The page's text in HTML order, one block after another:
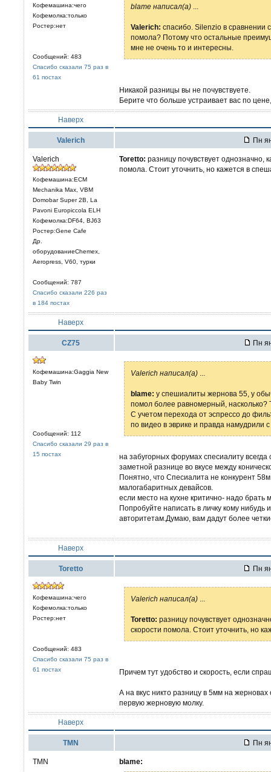
Кофемашина:чего
Кофемолка:только
Ростер:нет
Сообщений: 483
Спасибо сказали 75 раз в
61 постах
blame написал(а)
Valerich: спасибо. Silenzio в сравнении
помола? Потому что остальные
мне не очень то и интересны.
Никакой разницы вы не почувствуете.
Берите что больше устраивает вас по
Наверх
Valerich Пн
Valerich
Кофемашина:ECM
Mechanika Max, VBM
Domobar Super 2B, La
Pavoni Europiccola ELH
Кофемолка:DF64, BJ63
Ростер:Gene Cafe
Др.
оборудованиеChemex,
Aeropress, V60, турки
Сообщений: 787
Спасибо сказали 226 раз
в 184 постах
Toretto: разницу почувствует однозначно,
помола. Стоит уточнить, но кажется в
Наверх
CZ75 Пн
Кофемашина:Gaggia New
Baby Twin
Сообщений: 112
Спасибо сказали 29 раз в
15 постах
Valerich написал(а)
blame: у спешиалиты жернова 55, у
помол более равномерный, насколько?
С учетом перехода от эспрессо до
по видео в эврике и правда намудрили
на забугорных форумах спесиалиту
заметной разнице во вкусе между
Понятно, что Спесиалита не конкурент
малогабаритных девайсов.
если место на кухне критично- надо брать
Попробуйте написать в личку кому
авторитетам.Думаю, вам дадут более
Наверх
Toretto Пн
Кофемашина:чего
Кофемолка:только
Ростер:нет
Сообщений: 483
Спасибо сказали 75 раз в
61 постах
Valerich написал(а)
Toretto: разницу почувствует
скорости помола. Стоит уточнить, но
Причем тут удобство и скорость, если
А на вкус никто разницу в 5мм на
первую жерновую молку.
Наверх
TMN Пн
TMN blame: